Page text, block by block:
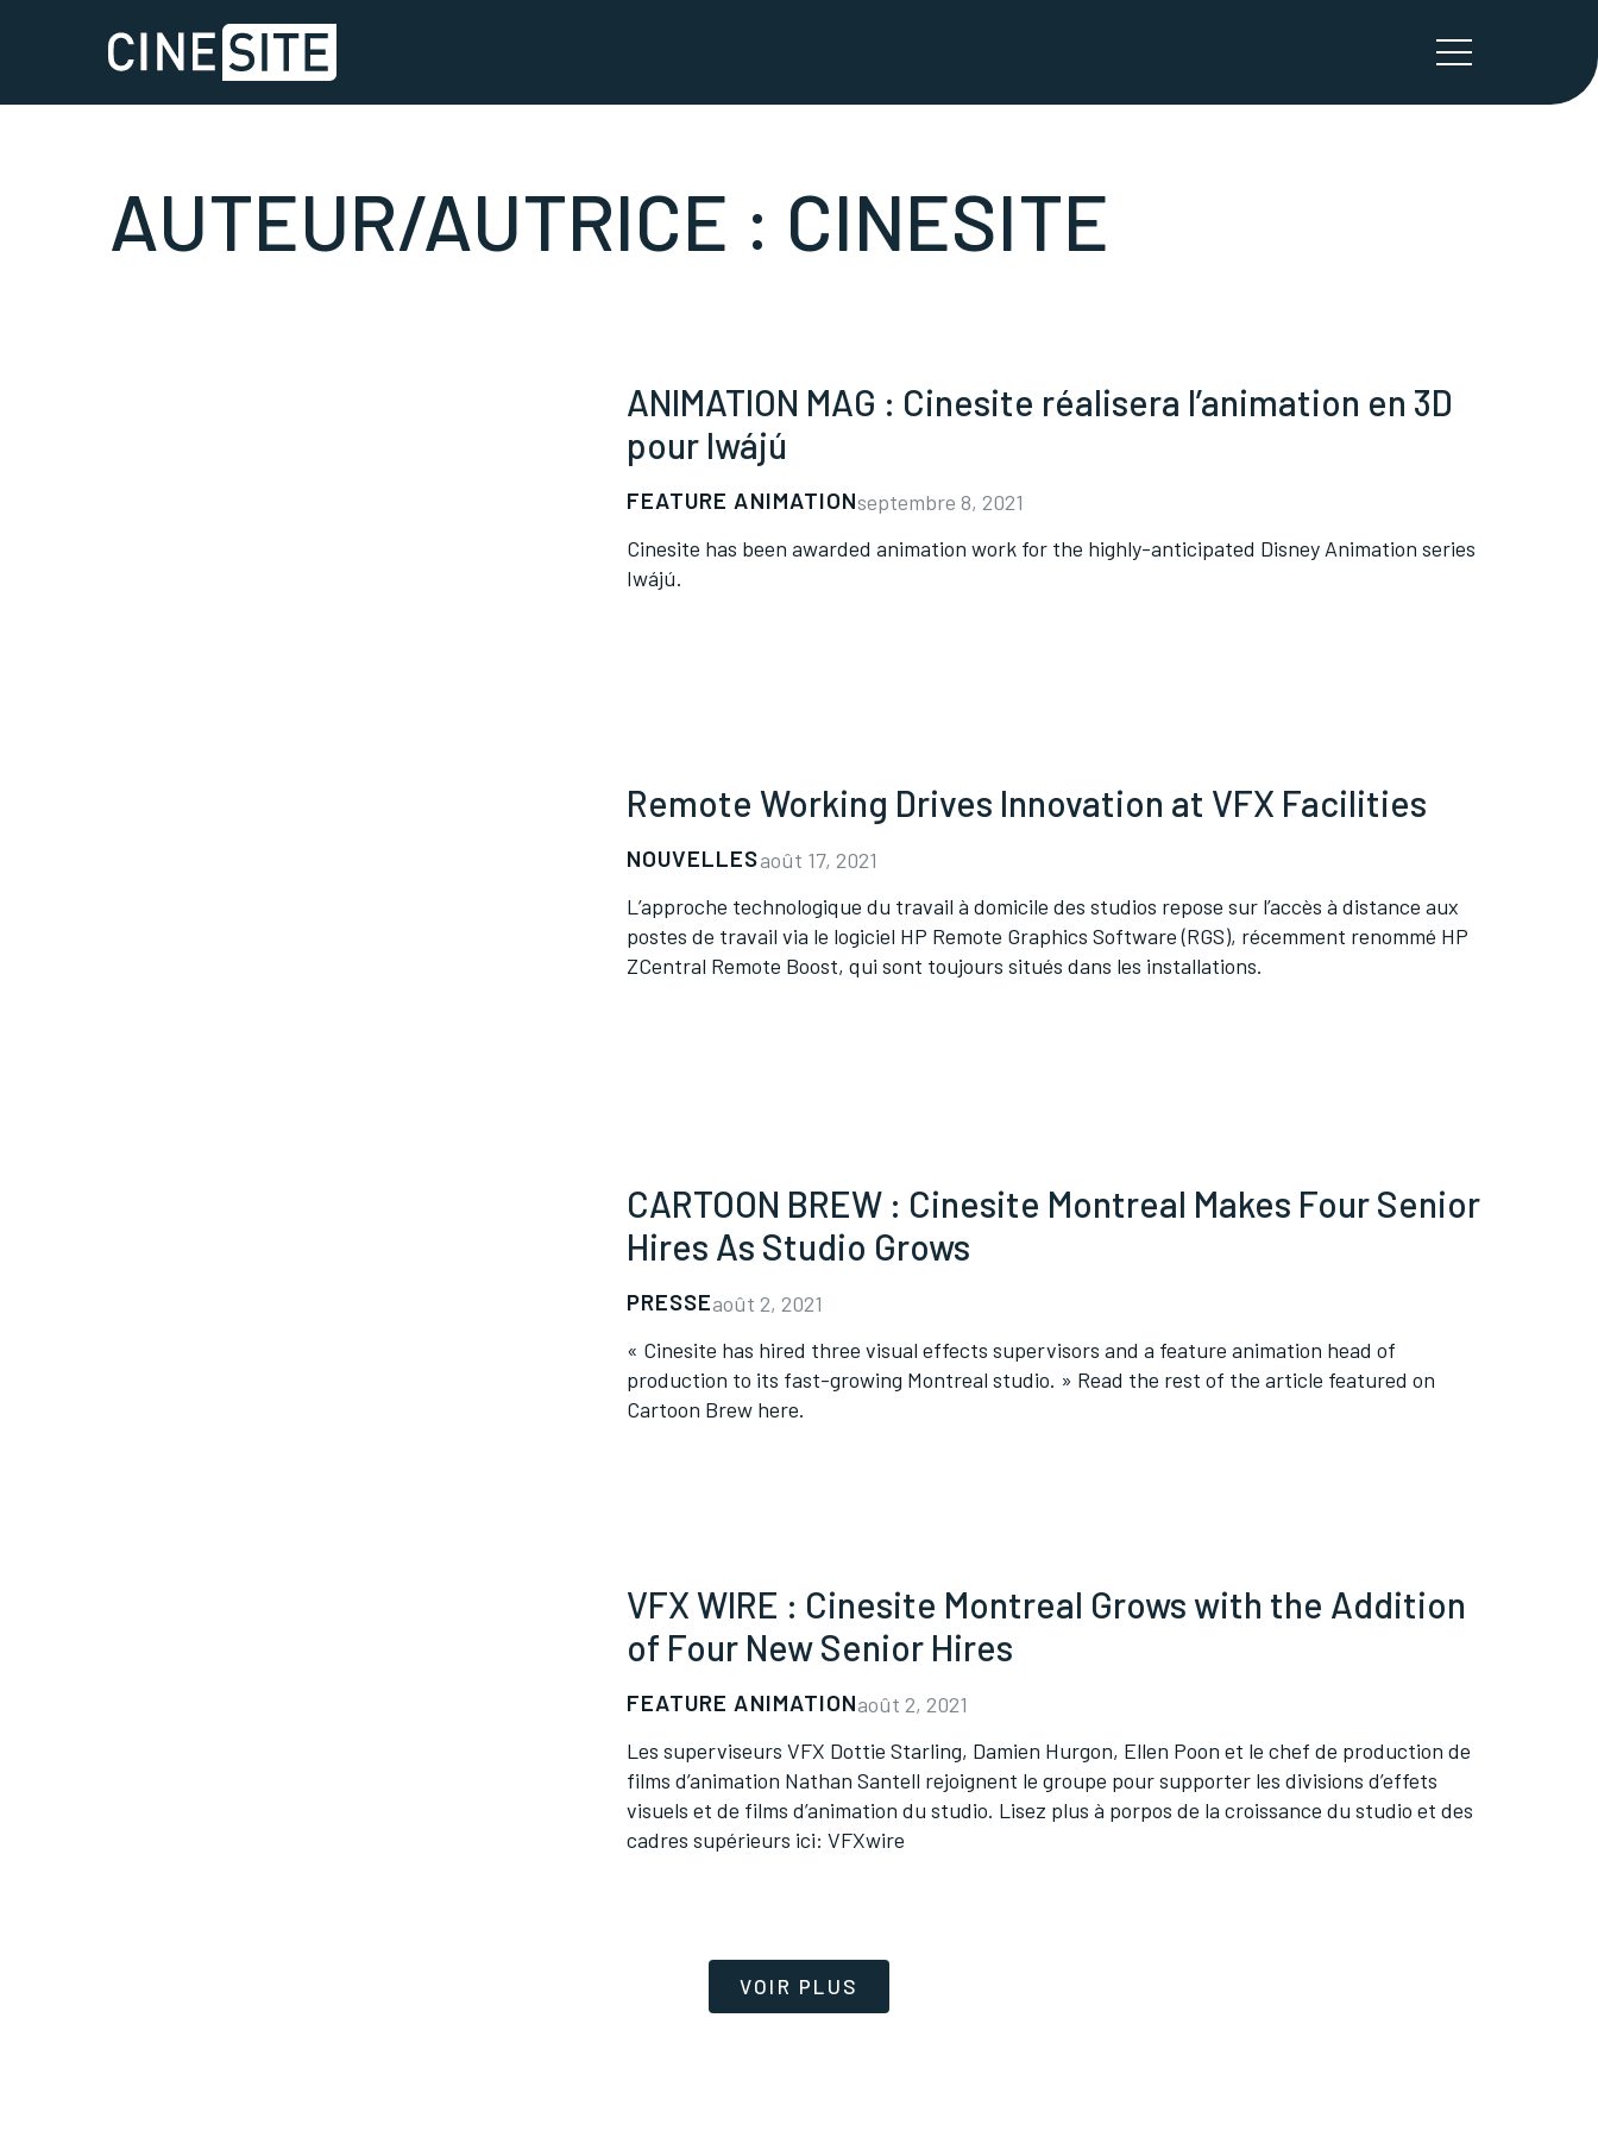
AUTEUR/AUTRICE : CINESITE
ANIMATION MAG : Cinesite réalisera l’animation en 3D
pour Iwájú
FEATURE ANIMATIONseptembre 8, 2021
Cinesite has been awarded animation work for the highly-anticipated Disney Animation series
Iwájú.
Remote Working Drives Innovation at VFX Facilities
NOUVELLESaoût 17, 2021
L’approche technologique du travail à domicile des studios repose sur l’accès à distance aux
postes de travail via le logiciel HP Remote Graphics Software (RGS), récemment renommé HP
ZCentral Remote Boost, qui sont toujours situés dans les installations.
CARTOON BREW : Cinesite Montreal Makes Four Senior
Hires As Studio Grows
PRESSEaoût 2, 2021
« Cinesite has hired three visual effects supervisors and a feature animation head of
production to its fast-growing Montreal studio. » Read the rest of the article featured on
Cartoon Brew here.
VFX WIRE : Cinesite Montreal Grows with the Addition
of Four New Senior Hires
FEATURE ANIMATIONaoût 2, 2021
Les superviseurs VFX Dottie Starling, Damien Hurgon, Ellen Poon et le chef de production de
films d’animation Nathan Santell rejoignent le groupe pour supporter les divisions d’effets
visuels et de films d’animation du studio. Lisez plus à porpos de la croissance du studio et des
cadres supérieurs ici: VFXwire